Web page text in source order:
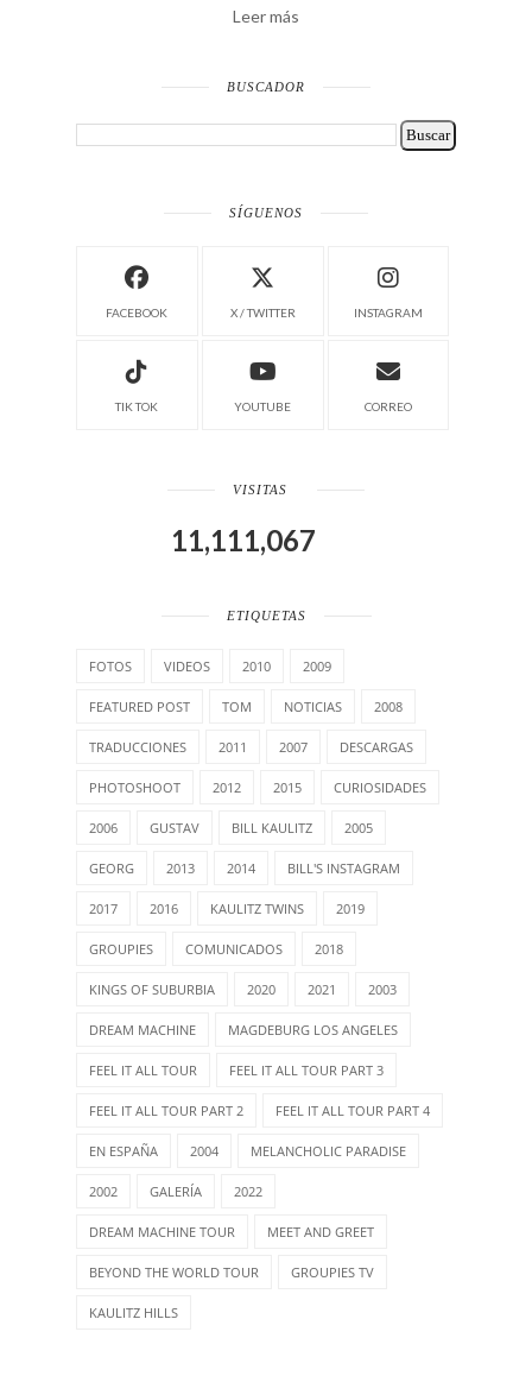
Leer más
BUSCADOR
SÍGUENOS
FACEBOOK X / TWITTER INSTAGRAM
TIK TOK YOUTUBE CORREO
VISITAS
11,111,067
ETIQUETAS
FOTOS VIDEOS 2010 2009
FEATURED POST TOM NOTICIAS 2008
TRADUCCIONES 2011 2007 DESCARGAS
PHOTOSHOOT 2012 2015 CURIOSIDADES
2006 GUSTAV BILL KAULITZ 2005
GEORG 2013 2014 BILL'S INSTAGRAM
2017 2016 KAULITZ TWINS 2019
GROUPIES COMUNICADOS 2018
KINGS OF SUBURBIA 2020 2021 2003
DREAM MACHINE MAGDEBURG LOS ANGELES
FEEL IT ALL TOUR FEEL IT ALL TOUR PART 3
FEEL IT ALL TOUR PART 2 FEEL IT ALL TOUR PART 4
EN ESPAÑA 2004 MELANCHOLIC PARADISE
2002 GALERÍA 2022
DREAM MACHINE TOUR MEET AND GREET
BEYOND THE WORLD TOUR GROUPIES TV
KAULITZ HILLS